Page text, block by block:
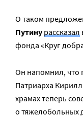
О таком
Путинурассказал
фонда «Круг
Он напомнил, что
Патриарха
храмах теперь
о тяжелобольных